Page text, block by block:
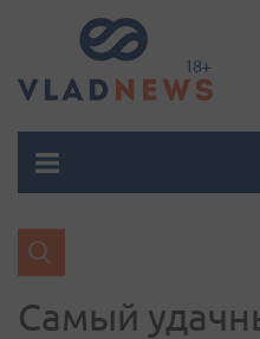
Самый